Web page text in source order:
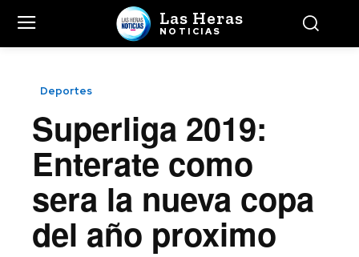
Las Heras
NOTICIAS
Deportes
Superliga 2019:
Enterate como
sera la nueva copa
del año proximo